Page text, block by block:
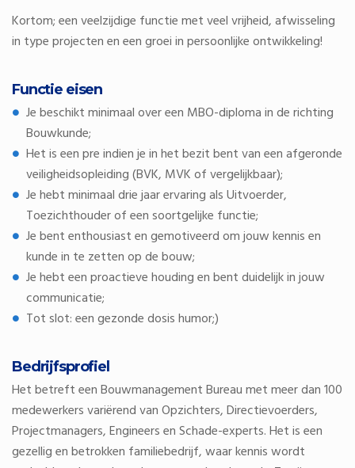
Kortom; een veelzijdige functie met veel vrijheid, afwisseling
in type projecten en een groei in persoonlijke ontwikkeling!
Functie eisen
Je beschikt minimaal over een MBO-diploma in de richting
Bouwkunde;
Het is een pre indien je in het bezit bent van een afgeronde
veiligheidsopleiding (BVK, MVK of vergelijkbaar);
Je hebt minimaal drie jaar ervaring als Uitvoerder,
Toezichthouder of een soortgelijke functie;
Je bent enthousiast en gemotiveerd om jouw kennis en
kunde in te zetten op de bouw;
Je hebt een proactieve houding en bent duidelijk in jouw
communicatie;
Tot slot: een gezonde dosis humor;)
Bedrijfsprofiel
Het betreft een Bouwmanagement Bureau met meer dan 100
medewerkers variërend van Opzichters, Directievoerders,
Projectmanagers, Engineers en Schade-experts. Het is een
gezellig en betrokken familiebedrijf, waar kennis wordt